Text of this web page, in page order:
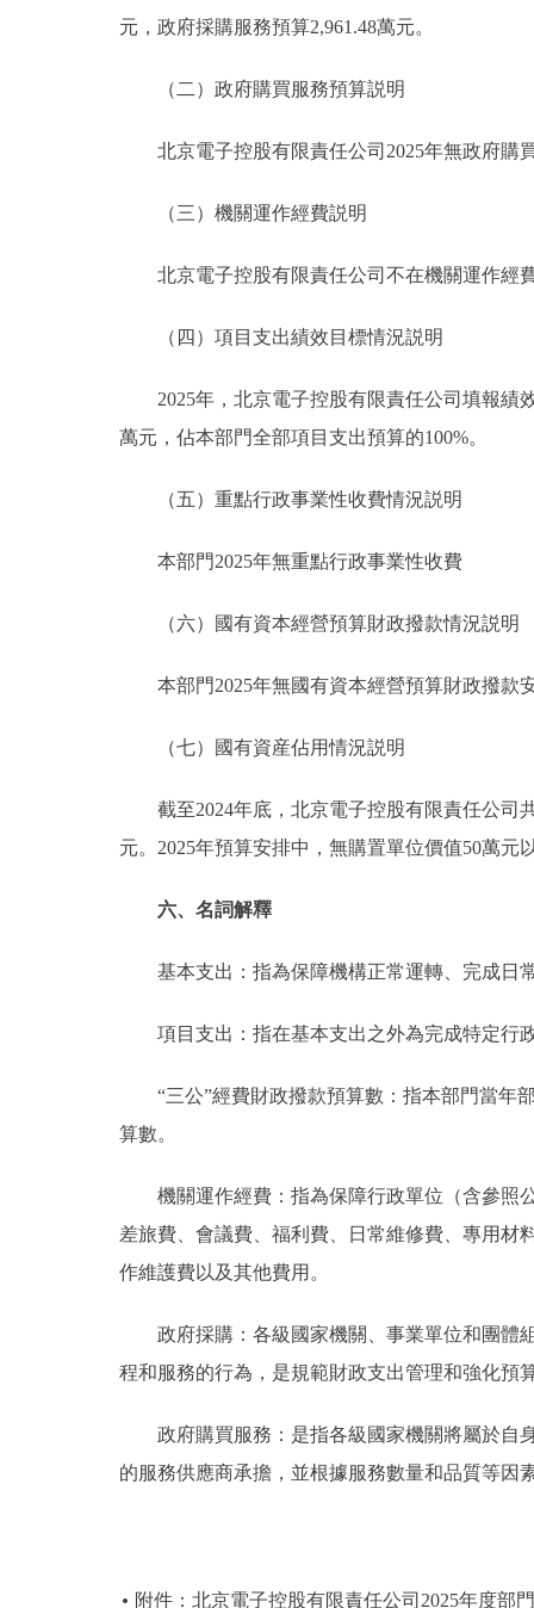
元，政府採購服務預算2,961.48萬元。
（二）政府購買服務預算説明
北京電子控股有限責任公司2025年無政府購
（三）機關運作經費説明
北京電子控股有限責任公司不在機關運作經
（四）項目支出績效目標情況説明
2025年，北京電子控股有限責任公司填報績效
萬元，佔本部門全部項目支出預算的100%。
（五）重點行政事業性收費情況説明
本部門2025年無重點行政事業性收費
（六）國有資本經營預算財政撥款情況説明
本部門2025年無國有資本經營預算財政撥款
（七）國有資産佔用情況説明
截至2024年底，北京電子控股有限責任公司共
元。2025年預算安排中，無購置單位價值50萬元
六、名詞解釋
基本支出：指為保障機構正常運轉、完成日
項目支出：指在基本支出之外為完成特定行
“三公”經費財政撥款預算數：指本部門當年部
算數。
機關運作經費：指為保障行政單位（含參照公
差旅費、會議費、福利費、日常維修費、專用材
作維護費以及其他費用。
政府採購：各級國家機關、事業單位和團體組
程和服務的行為，是規範財政支出管理和強化預
政府購買服務：是指各級國家機關將屬於自身
的服務供應商承擔，並根據服務數量和品質等因
附件：北京電子控股有限責任公司2025年度部